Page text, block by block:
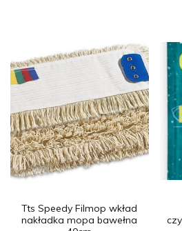
Tts Speedy Filmop wkład
nakładka mopa bawełna